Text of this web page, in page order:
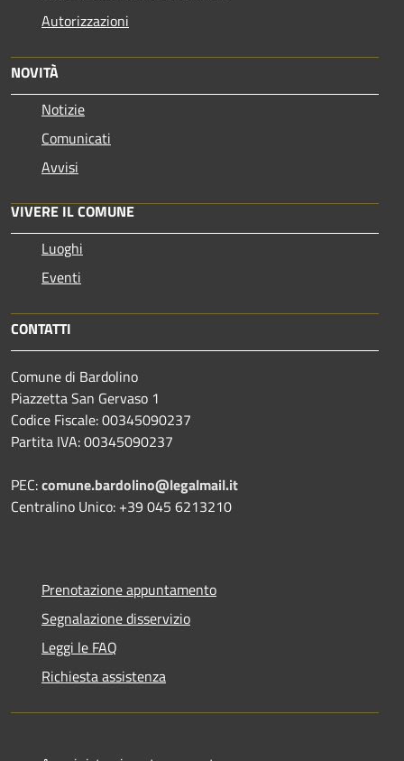
Autorizzazioni
NOVITÀ
Notizie
Comunicati
Avvisi
VIVERE IL COMUNE
Luoghi
Eventi
CONTATTI
Comune di Bardolino
Piazzetta San Gervaso 1
Codice Fiscale: 00345090237
Partita IVA: 00345090237
PEC:comune.bardolino@legalmail.it
Centralino Unico: +39 045 6213210
Prenotazione appuntamento
Segnalazione disservizio
Leggi le FAQ
Richiesta assistenza